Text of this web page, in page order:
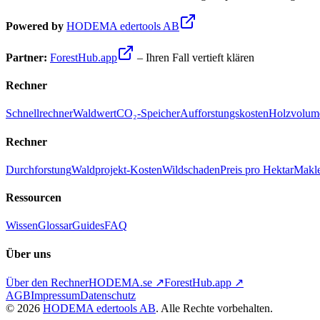
Powered by HODEMA edertools AB
Partner: ForestHub.app – Ihren Fall vertieft klären
Rechner
SchnellrechnerWaldwertCO₂-SpeicherAufforstungskosten
Rechner
DurchforstungWaldprojekt-KostenWildschadenPreis pro Hektar
Ressourcen
WissenGlossarGuidesFAQ
Über uns
Über den RechnerHODEMA.se ↗ForestHub.app ↗
AGBImpressumDatenschutz
© 2026 HODEMA edertools AB. Alle Rechte vorbehalten.